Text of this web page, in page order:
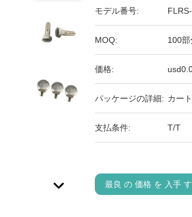
モデル番号:
MOQ: 100部
価格:
パッケージの詳細: カー
支払条件: T/T
最良 の 価格 を 入手